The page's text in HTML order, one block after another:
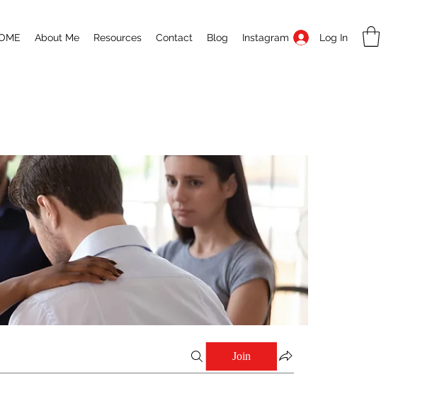
About Me Resources Contact Blog Instagram Log In
Join